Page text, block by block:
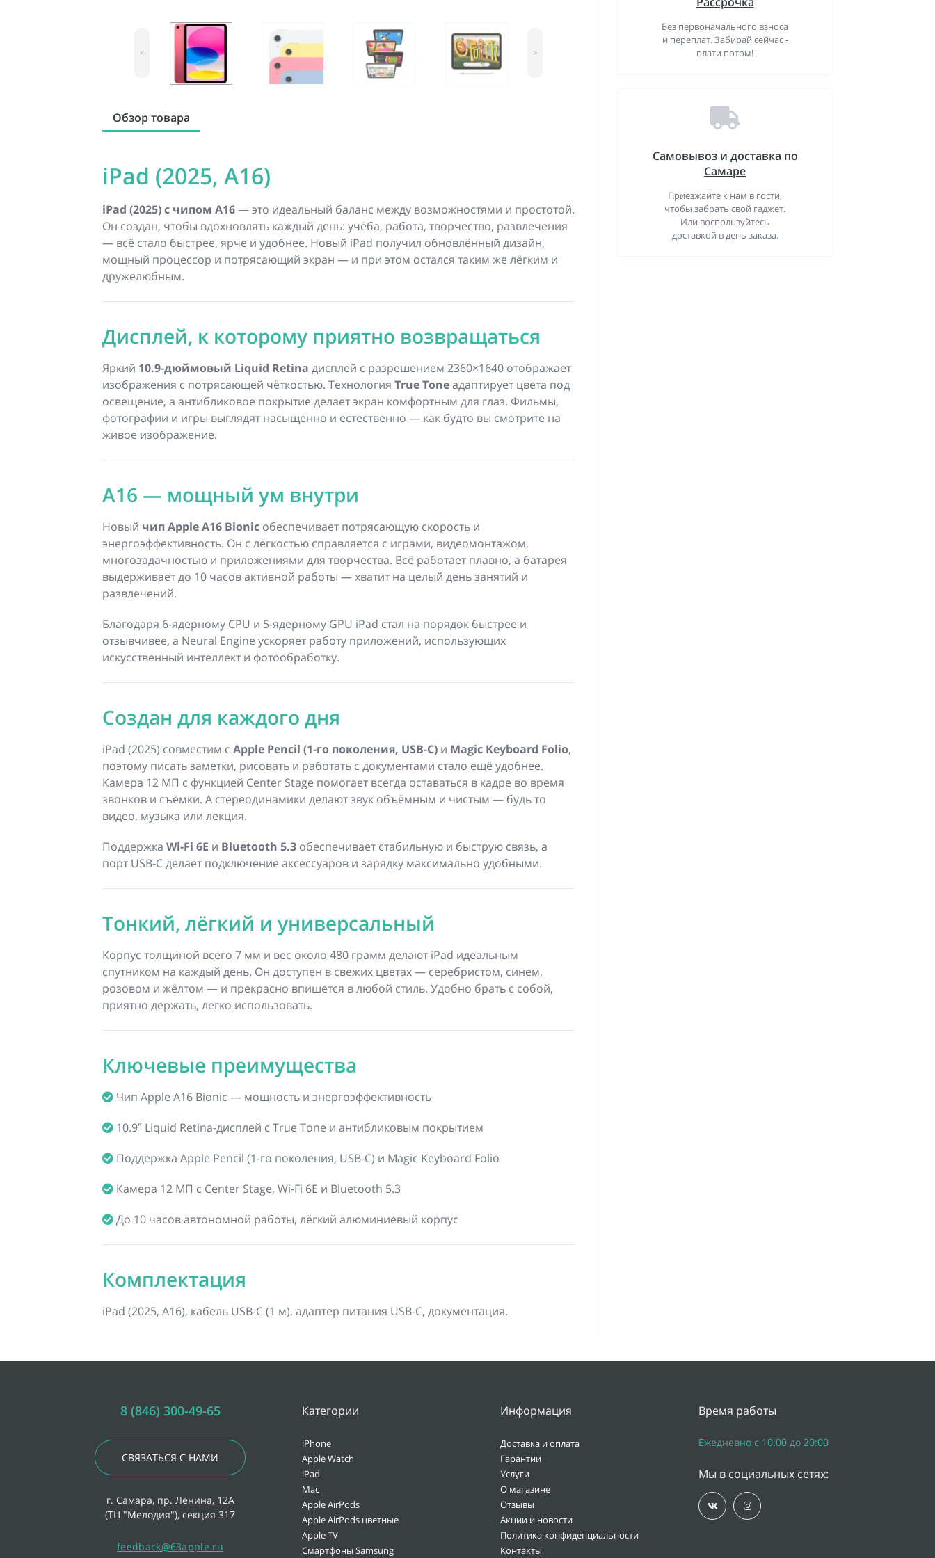
< >
Обзор товара
iPad (2025, A16)
iPad (2025) с чипом A16— это идеальный баланс между возможностями и простотой.
Он создан, чтобы вдохновлять каждый день: учёба, работа, творчество, развлечения
— всё стало быстрее, ярче и удобнее. Новый iPad получил обновлённый дизайн,
мощный процессор и потрясающий экран — и при этом остался таким же лёгким и
дружелюбным.
Дисплей, к которому приятно возвращаться
Яркий 10.9-дюймовый Liquid Retina дисплей с разрешением 2360×1640 отображает
изображения с потрясающей чёткостью. Технология True Toneадаптирует цвета под
освещение, а антибликовое покрытие делает экран комфортным для глаз. Фильмы,
фотографии и игры выглядят насыщенно и естественно — как будто вы смотрите на
живое изображение.
A16 — мощный ум внутри
Новый чип Apple A16 Bionic обеспечивает потрясающую скорость и
энергоэффективность. Он с лёгкостью справляется с играми, видеомонтажом,
многозадачностью и приложениями для творчества. Всё работает плавно, а батарея
выдерживает до 10 часов активной работы — хватит на целый день занятий и
развлечений.
Благодаря 6-ядерному CPU и 5-ядерному GPU iPad стал на порядок быстрее и
отзывчивее, а Neural Engine ускоряет работу приложений, использующих
искусственный интеллект и фотообработку.
Создан для каждого дня
iPad (2025) совместим с Apple Pencil (1-го поколения, USB-C) и Magic Keyboard Folio,
поэтому писать заметки, рисовать и работать с документами стало ещё удобнее.
Камера 12 МП с функцией Center Stage помогает всегда оставаться в кадре во время
звонков и съёмки. А стереодинамики делают звук объёмным и чистым — будь то
видео, музыка или лекция.
Поддержка Wi-Fi 6E и Bluetooth 5.3 обеспечивает стабильную и быструю связь, а
порт USB-C делает подключение аксессуаров и зарядку максимально удобными.
Тонкий, лёгкий и универсальный
Корпус толщиной всего 7 мм и вес около 480 грамм делают iPad идеальным
спутником на каждый день. Он доступен в свежих цветах — серебристом, синем,
розовом и жёлтом — и прекрасно впишется в любой стиль. Удобно брать с собой,
приятно держать, легко использовать.
Ключевые преимущества
Чип Apple A16 Bionic — мощность и энергоэффективность
10.9″ Liquid Retina-дисплей с True Tone и антибликовым покрытием
Поддержка Apple Pencil (1-го поколения, USB-C) и Magic Keyboard Folio
Камера 12 МП с Center Stage, Wi-Fi 6E и Bluetooth 5.3
До 10 часов автономной работы, лёгкий алюминиевый корпус
Комплектация
iPad (2025, A16), кабель USB-C (1 м), адаптер питания USB-C, документация.
Без первоначального взноса
и переплат. Забирай сейчас -
плати потом!
Самовывоз и доставка по
Самаре
Приезжайте к нам в гости,
чтобы забрать свой гаджет.
Или воспользуйтесь
доставкой в день заказа.
8 (846) 300-49-65
СВЯЗАТЬСЯ С НАМИ
г. Самара, пр. Ленина, 12А
(ТЦ "Мелодия"), секция 317
feedback@63apple.ru
Категории
iPhone
Apple Watch
iPad
Mac
Apple AirPods
Apple AirPods цветные
Apple TV
Смартфоны Samsung
Информация
Доставка и оплата
Гарантии
Услуги
О магазине
Отзывы
Акции и новости
Политика конфиденциальности
Контакты
Время работы
Ежедневно с 10:00 до 20:00
Мы в социальных сетях: